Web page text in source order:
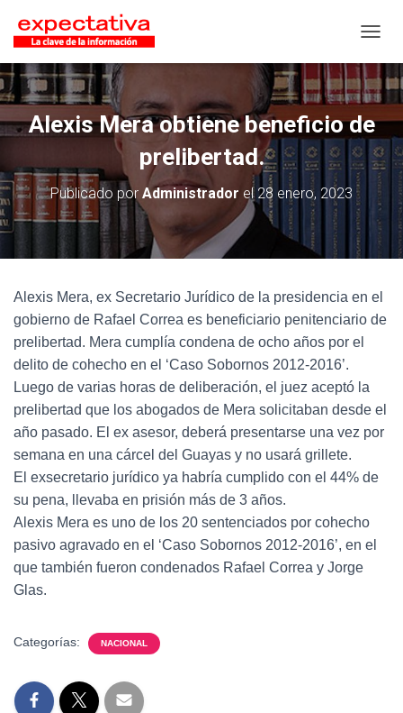
Alexis Mera obtiene beneficio de
prelibertad.
Publicado por Administrador el 28 enero, 2023
Alexis Mera, ex Secretario Jurídico de la presidencia en el
gobierno de Rafael Correa es beneficiario penitenciario de
prelibertad. Mera cumplía condena de ocho años por el
delito de cohecho en el ‘Caso Sobornos 2012-2016’.
Luego de varias horas de deliberación, el juez aceptó la
prelibertad que los abogados de Mera solicitaban desde el
año pasado. El ex asesor, deberá presentarse una vez por
semana en una cárcel del Guayas y no usará grillete.
El exsecretario jurídico ya habría cumplido con el 44% de
su pena, llevaba en prisión más de 3 años.
Alexis Mera es uno de los 20 sentenciados por cohecho
pasivo agravado en el ‘Caso Sobornos 2012-2016’, en el
que también fueron condenados Rafael Correa y Jorge
Glas.
Categorías: NACIONAL